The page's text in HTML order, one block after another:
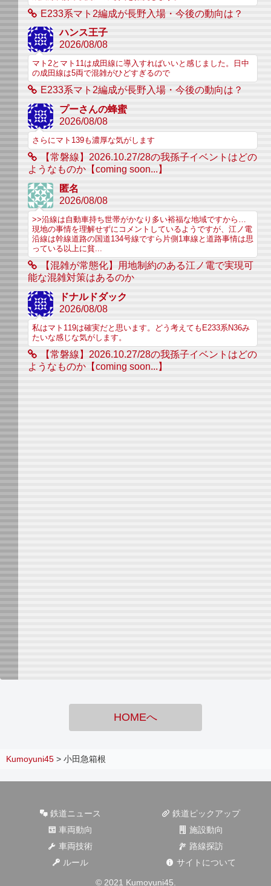
E233系マト2編成が長野入場・今後の動向は？
ハンス王子
2026/08/08
マト2とマト11は成田線に導入すればいいと感じました。日中
の成田線は5両で混雑がひどすぎるので
E233系マト2編成が長野入場・今後の動向は？
プーさんの蜂蜜
2026/08/08
さらにマト139も濃厚な気がします
【常磐線】2026.10.27/28の我孫子イベントはどの
ようなものか【coming soon...】
匿名
2026/08/08
>>沿線は自動車持ち世帯がかなり多い裕福な地域ですから…
現地の事情を理解せずにコメントしているようですが、江ノ電
沿線は幹線道路の国道134号線ですら片側1車線と道路事情は思
っている以上に貧...
【混雑が常態化】用地制約のある江ノ電で実現可
能な混雑対策はあるのか
ドナルドダック
2026/08/08
私はマト119は確実だと思います。どう考えてもE233系N36み
たいな感じな気がします。
【常磐線】2026.10.27/28の我孫子イベントはどの
ようなものか【coming soon...】
HOMEへ
Kumoyuni45 > 小田急箱根
鉄道ニュース
鉄道ピックアップ
車両動向
施設動向
車両技術
路線探訪
ルール
サイトについて
© 2021 Kumoyuni45.